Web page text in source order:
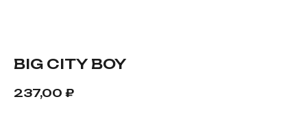
BIG CITY BOY
237,00 ₽